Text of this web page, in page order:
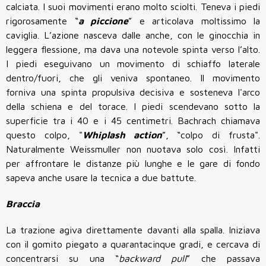
calciata. I suoi movimenti erano molto sciolti. Teneva i piedi
rigorosamente “a piccione” e articolava moltissimo la
caviglia. L’azione nasceva dalle anche, con le ginocchia in
leggera flessione, ma dava una notevole spinta verso l’alto.
I piedi eseguivano un movimento di schiaffo laterale
dentro/fuori, che gli veniva spontaneo. Il movimento
forniva una spinta propulsiva decisiva e sosteneva l'arco
della schiena e del torace. I piedi scendevano sotto la
superficie tra i 40 e i 45 centimetri. Bachrach chiamava
questo colpo, " Whiplash action”, “colpo di frusta".
Naturalmente Weissmuller non nuotava solo così. Infatti
per affrontare le distanze più lunghe e le gare di fondo
sapeva anche usare la tecnica a due battute.
Braccia
La trazione agiva direttamente davanti alla spalla. Iniziava
con il gomito piegato a quarantacinque gradi, e cercava di
concentrarsi su una “backward pull” che passava